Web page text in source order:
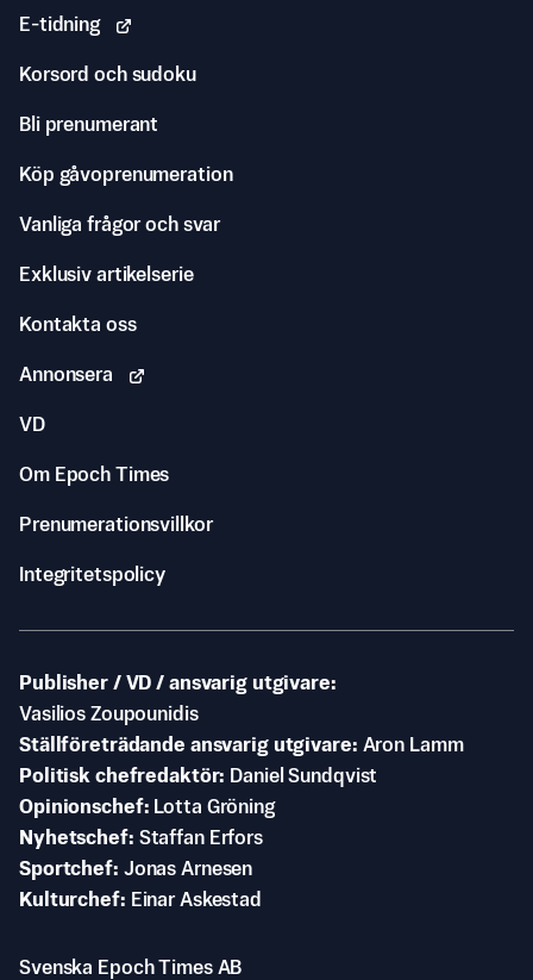
E-tidning
Korsord och sudoku
Bli prenumerant
Köp gåvoprenumeration
Vanliga frågor och svar
Exklusiv artikelserie
Kontakta oss
Annonsera
VD
Om Epoch Times
Prenumerationsvillkor
Integritetspolicy
Publisher / VD / ansvarig utgivare
Vasilios Zoupounidis
Ställföreträdande ansvarig utgivare Aron Lamm
Politisk chefredaktör
Daniel Sundqvist
Opinionschef
Lotta Gröning
Nyhetschef Staffan Erfors
Sportchef Jonas Arnesen
Kulturchef
Einar Askestad
Svenska Epoch Times AB